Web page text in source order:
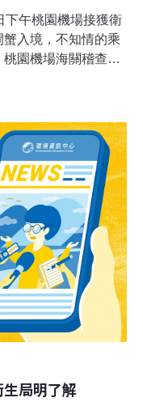
下午桃園機場接獲衛
入境，不知情的乘
園機場海關稽查組
，收到通知的下午
客就必須將大閘蟹
於其他地區進口的
可證明入境，沒有
局明了解